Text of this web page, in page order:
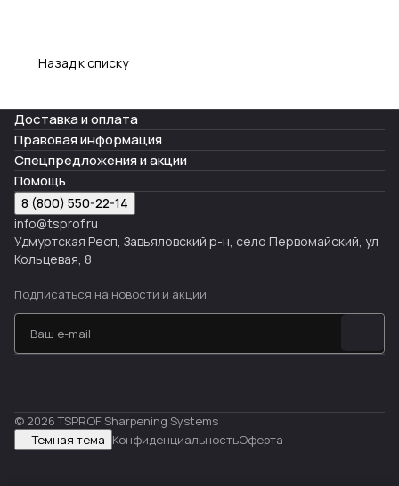
Назад к списку
Доставка и оплата
Правовая информация
Спецпредложения и акции
Помощь
8 (800) 550-22-14
info@tsprof.ru
Удмуртская Респ, Завьяловский р-н, село Первомайский, ул
Кольцевая, 8
Подписаться на новости и акции
© 2026 TSPROF Sharpening Systems
Темная тема КонфиденциальностьОферта